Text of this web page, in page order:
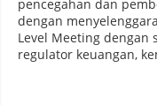
pencegahan dan
dengan
Level Meeting
regulator keuangan,